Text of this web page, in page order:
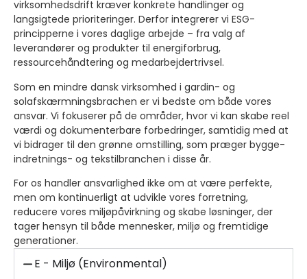
virksomhedsdrift kræver konkrete handlinger og
langsigtede prioriteringer. Derfor integrerer vi ESG-
principperne i vores daglige arbejde – fra valg af
leverandører og produkter til energiforbrug,
ressourcehåndtering og medarbejdertrivsel.
Som en mindre dansk virksomhed i gardin- og
solafskærmningsbrachen er vi bedste om både vores
ansvar. Vi fokuserer på de områder, hvor vi kan skabe reel
værdi og dokumenterbare forbedringer, samtidig med at
vi bidrager til den grønne omstilling, som præger bygge-
indretnings- og tekstilbranchen i disse år.
For os handler ansvarlighed ikke om at være perfekte,
men om kontinuerligt at udvikle vores forretning,
reducere vores miljøpåvirkning og skabe løsninger, der
tager hensyn til både mennesker, miljø og fremtidige
generationer.
E - Miljø (Environmental)